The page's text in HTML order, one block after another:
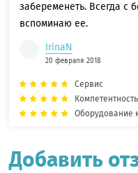
забеременеть. Всегда с
вспоминаю ее.
IrinaN
20 февраля 2018
Сервис
Оборудование
Добавить